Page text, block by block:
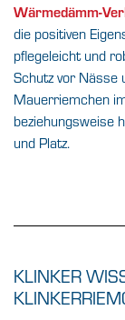
Wärmedämm-
die positiven
pflegeleicht und
Schutz vor Nässe
Mauerriemchen
beziehungsweise
und Platz.
KLINKER